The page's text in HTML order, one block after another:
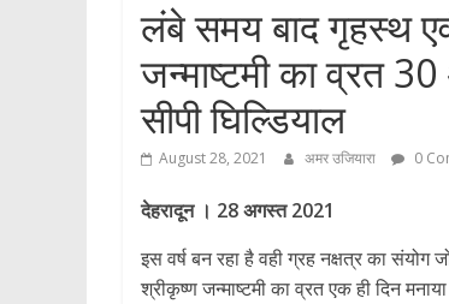
लंबे समय बाद गृहस्थ
जन्माष्टमी का व्रत 30
सीपी घिल्डियाल
August 28, 2021 अमर उजियारा 0
देहरादून । 28 अगस्त 2021
इस वर्ष बन रहा है वही ग्रह नक्षत्र का
श्रीकृष्ण जन्माष्टमी का व्रत एक ही दिन